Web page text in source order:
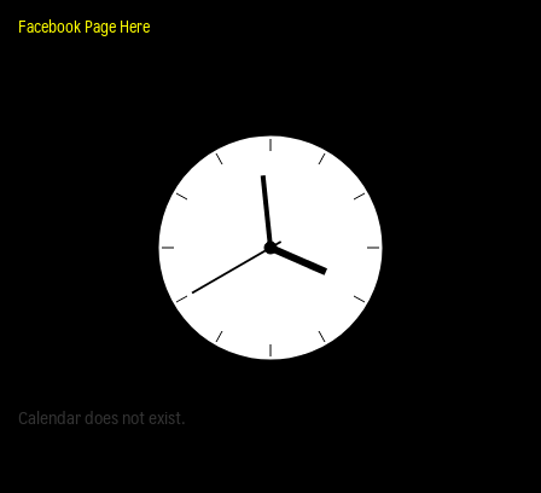
Facebook Page Here
Calendar does not exist.